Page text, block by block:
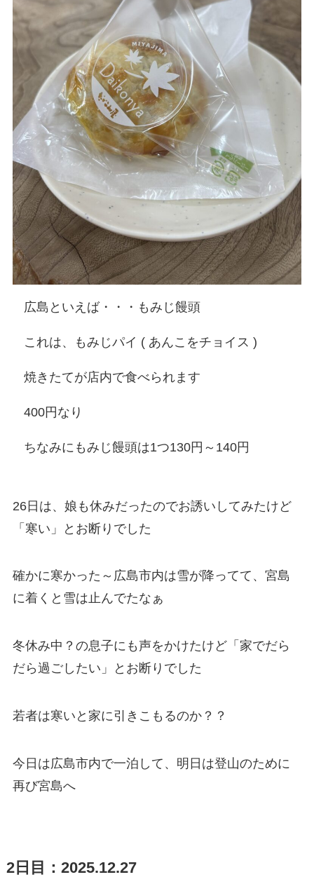
広島といえば・・・もみじ饅頭
これは、もみじパイ ( あんこをチョイス )
焼きたてが店内で食べられます
400円なり
ちなみにもみじ饅頭は1つ130円～140円
26日は、娘も休みだったのでお誘いしてみたけど
「寒い」とお断りでした
確かに寒かった～広島市内は雪が降ってて、宮島
に着くと雪は止んでたなぁ
冬休み中？の息子にも声をかけたけど「家でだら
だら過ごしたい」とお断りでした
若者は寒いと家に引きこもるのか？？
今日は広島市内で一泊して、明日は登山のために
再び宮島へ
2日目：2025.12.27